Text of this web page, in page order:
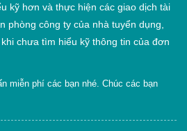
kỹ hơn và thực hiện các giao dịch tài
phòng công ty của nhà tuyển dụng,
chưa tìm hiểu kỹ thông tin của đơn
miễn phí các bạn nhé. Chúc các bạn